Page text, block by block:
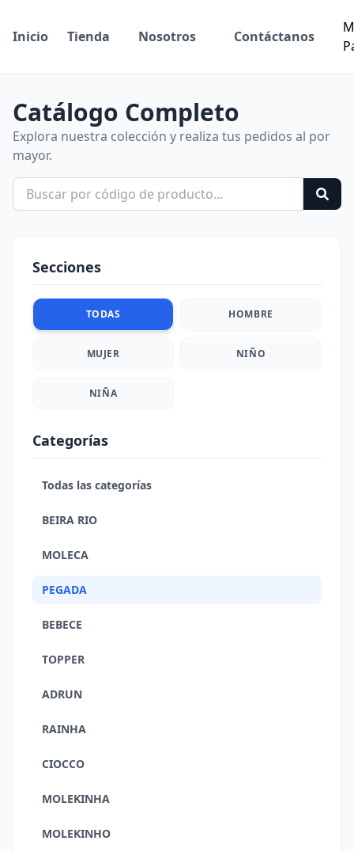
Inicio Tienda Nosotros Contáctanos
Catálogo Completo
Explora nuestra colección y realiza tus pedidos al por
mayor.
Secciones
TODAS HOMBRE
MUJER NIÑO
NIÑA
Categorías
Todas las categorías
BEIRA RIO
MOLECA
PEGADA
BEBECE
TOPPER
ADRUN
RAINHA
CIOCCO
MOLEKINHA
MOLEKINHO